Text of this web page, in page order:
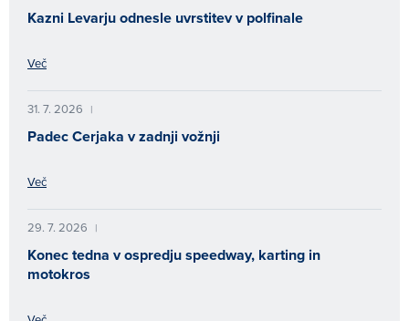
Kazni Levarju odnesle uvrstitev v polfinale
Več
31. 7. 2026 |
Padec Cerjaka v zadnji vožnji
Več
29. 7. 2026 |
Konec tedna v ospredju speedway, karting in
motokros